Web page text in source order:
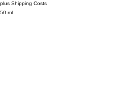
plus Shipping Costs
50 ml